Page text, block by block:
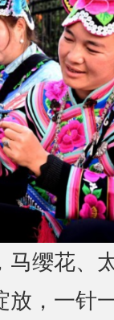
马缨花、
放，一针